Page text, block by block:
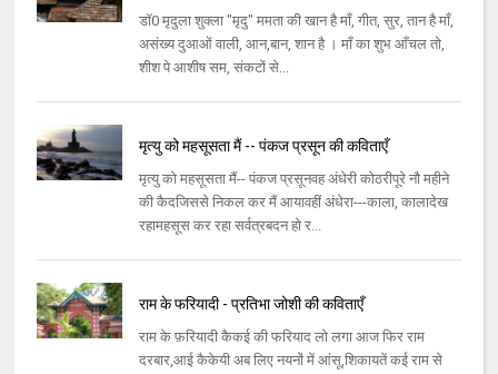
डॉ0 मृदुला शुक्ला "मृदु" ममता की खान है माँ, गीत, सुर, तान है माँ,
असंख्य दुआओं वाली, आन,बान, शान है । माँ का शुभ आँचल तो,
शीश पे आशीष सम, संकटों से...
मृत्यु को महसूसता मैं -- पंकज प्रसून की कविताएँ
मृत्यु को महसूसता मैं-- पंकज प्रसूनवह अंधेरी कोठरीपूरे नौ महीने
की कैदजिससे निकल कर मैं आयावहीं अंधेरा---काला, कालादेख
रहामहसूस कर रहा सर्वत्रबदन हो र...
राम के फरियादी - प्रतिभा जोशी की कविताएँ
राम के फ़रियादी कैकई की फरियाद लो लगा आज फिर राम
दरबार,आई कैकेयी अब लिए नयनों में आंसू,शिकायतें कई राम से